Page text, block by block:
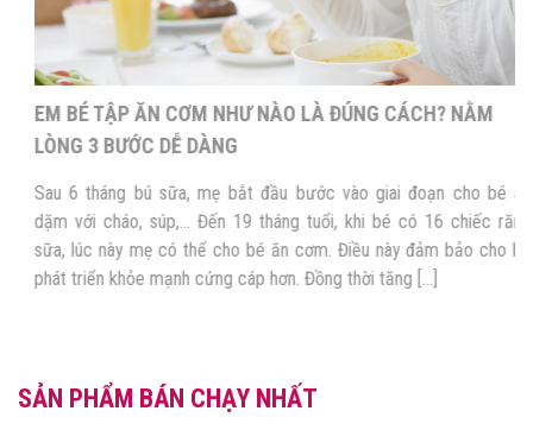
EM BÉ TẬP ĂN CƠM NHƯ NÀO LÀ ĐÚNG CÁCH? NẰM
LÒNG 3 BƯỚC DỄ DÀNG
Sau 6 tháng bú sữa, mẹ bắt đầu bước vào giai đoạn cho bé ăn
dặm với cháo, súp,… Đến 19 tháng tuổi, khi bé có 16 chiếc răng
sữa, lúc này mẹ có thể cho bé ăn cơm. Điều này đảm bảo cho bé
phát triển khỏe mạnh cứng cáp hơn. Đồng thời tăng […]
SẢN PHẨM BÁN CHẠY NHẤT